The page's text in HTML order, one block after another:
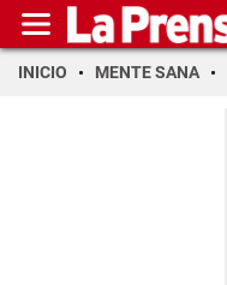
INICIO MENTE SANA